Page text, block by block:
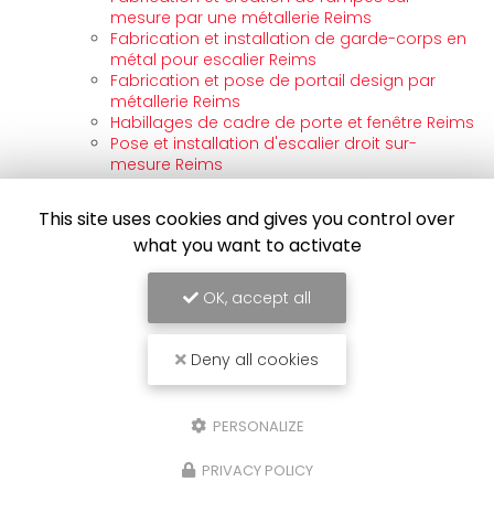
mesure par une métallerie Reims
Fabrication et installation de garde-corps en
métal pour escalier Reims
Fabrication et pose de portail design par
métallerie Reims
Habillages de cadre de porte et fenêtre Reims
Pose et installation d'escalier droit sur-
mesure Reims
Pose et installation de portail métallique sur-
mesure Reims
Prix découpe laser Reims
Prix dépannage pour serrure de porte
d'entrée bloquée Reims
Prix pour pose et installation de pergola
métallique Reims
Prix soudure laser Reims
Prix soudure tig Reims
Service de découpe au laser Reims
Soudage de pièces d’usinage Reims
Soudage de pièces mécaniques Reims
Soudage de structures métalliques Reims
Soudure mig mag Reims
Tarif urgence dépannage de serrure de porte
This site uses cookies and gives you control over
what you want to activate
OK, accept all
Deny all cookies
PERSONALIZE
PRIVACY POLICY